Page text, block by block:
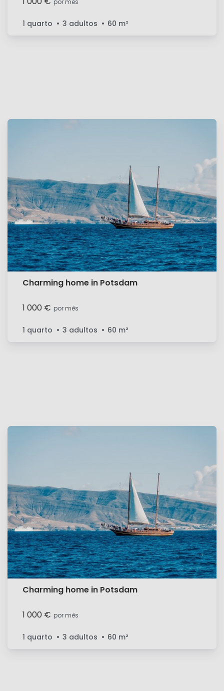
1 quarto 3 adultos 60 m²
Charming home in Potsdam
1 000 € por mês
1 quarto 3 adultos 60 m²
Charming home in Potsdam
1 000 € por mês
1 quarto 3 adultos 60 m²